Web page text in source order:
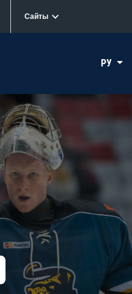
Сайты
РУ